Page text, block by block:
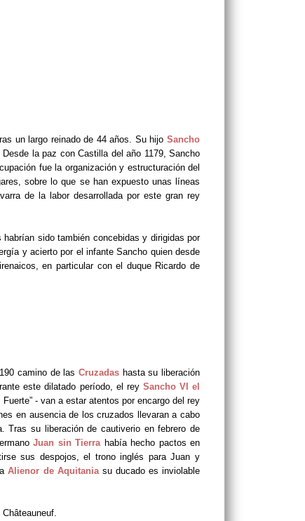
un largo reinado de 44 años. Su hijo Sancho
la paz con Castilla del año 1179, Sancho
fue la organización y estructuración del
sobre lo que se han expuesto unas líneas
de la labor desarrollada por este gran rey
sido también concebidas y dirigidas por
y acierto por el infante Sancho quien desde
en particular con el duque Ricardo de
camino de las Cruzadas hasta su liberación
este dilatado período, el rey Sancho VI el
- van a estar atentos por encargo del rey
en ausencia de los cruzados llevaran a cabo
Tras su liberación de cautiverio en febrero de
Juan sin Tierra había hecho pactos en
sus despojos, el trono inglés para Juan y
Alienor de Aquitania su ducado es inviolable